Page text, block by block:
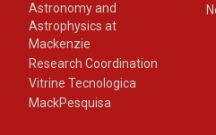
Astronomy and
Astrophysics at
Mackenzie
Research Coordination
Vitrine Tecnologica
MackPesquisa